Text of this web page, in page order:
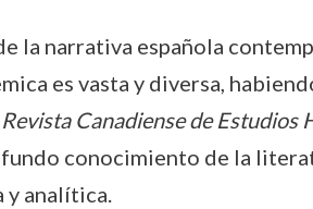
la narrativa española
es vasta y diversa,
Revista Canadiense de Estudios
conocimiento de la
y analítica.